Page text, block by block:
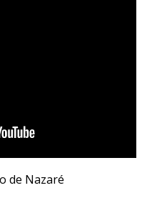
de Nazaré